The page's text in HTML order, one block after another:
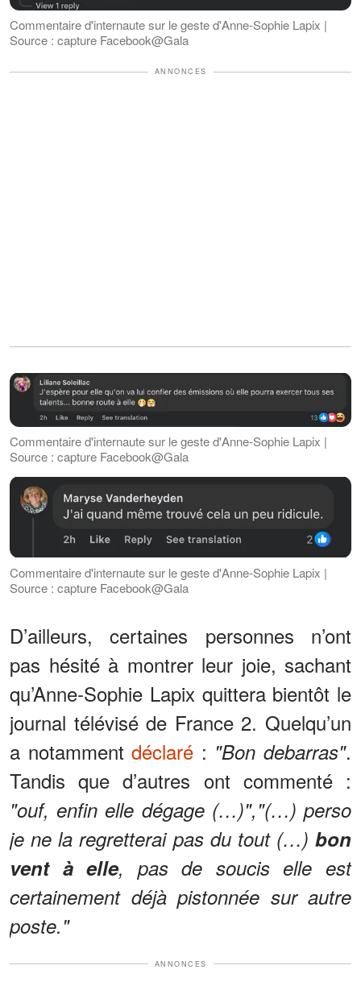
Commentaire d'internaute sur le geste d'Anne-Sophie Lapix |
Source : capture Facebook@Gala
ANNONCES
Commentaire d'internaute sur le geste d'Anne-Sophie Lapix |
Source : capture Facebook@Gala
Commentaire d'internaute sur le geste d'Anne-Sophie Lapix |
Source : capture Facebook@Gala
D’ailleurs, certaines personnes n’ont
pas hésité à montrer leur joie, sachant
qu’Anne-Sophie Lapix quittera bientôt le
journal télévisé de France 2. Quelqu’un
a notammentdéclaré : "Bon debarras".
Tandis que d’autres ont commenté :
"ouf, enfin elle dégage (…)","(…) perso
je ne la regretterai pas du tout (…) bon
vent à elle, pas de soucis elle est
certainement déjà pistonnée sur autre
poste."
ANNONCES